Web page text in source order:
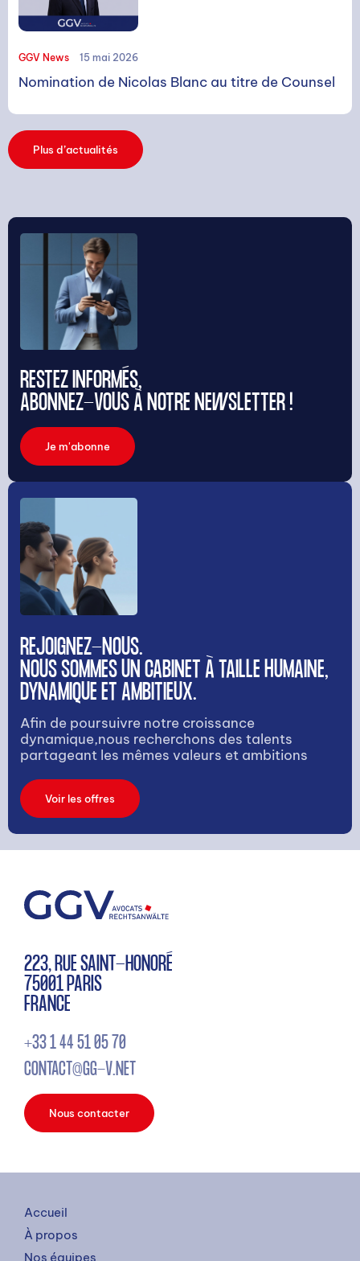
Rechercher
GGV News 15 mai 2026
Nomination de Nicolas Blanc au titre de Counsel
Plus d’actualités
RESTEZ INFORMÉS,
ABONNEZ-VOUS À NOTRE NEWSLETTER !
Je m'abonne
REJOIGNEZ-NOUS.
NOUS SOMMES UN CABINET À TAILLE HUMAINE,
DYNAMIQUE ET AMBITIEUX.
Afin de poursuivre notre croissance
dynamique,nous recherchons des talents
partageant les mêmes valeurs et ambitions
Voir les offres
223, RUE SAINT-HONORÉ
75001 PARIS
FRANCE
+33 1 44 51 05 70
CONTACT@GG-V.NET
Nous contacter
Accueil
À propos
Nos équipes